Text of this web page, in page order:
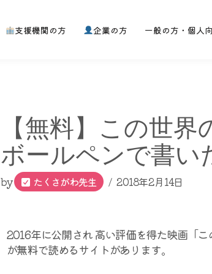
支援機関の方 企業の方 一般の方・個人
【無料】この世
ボールペンで書い
by たくさがわ先生 2018年2月14日
2016年に公開され 高い評価を得た映画「
が無料で読めるサイトがあります。